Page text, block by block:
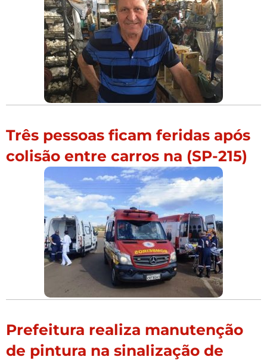
Três pessoas ficam feridas após
colisão entre carros na (SP-215)
Prefeitura realiza manutenção
de pintura na sinalização de